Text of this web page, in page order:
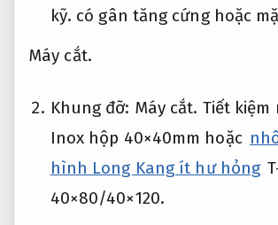
kỹ. có gân tăng cứng hoặc
Máy cắt.
Khung đỡ: Máy cắt. Tiết kiệm
Inox hộp 40×40mm hoặc
hình Long Kang ít hư hỏng
40×80/40×120.